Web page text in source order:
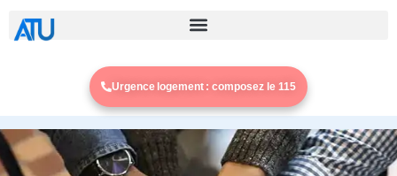
Urgence logement : composez le 115